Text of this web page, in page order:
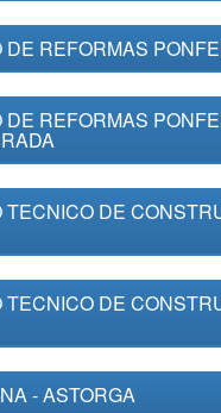
DE REFORMAS
DE REFORMAS
TECNICO DE
TECNICO DE
- ASTORGA